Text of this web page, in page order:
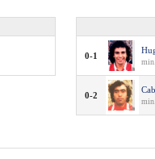
0-1
0-2